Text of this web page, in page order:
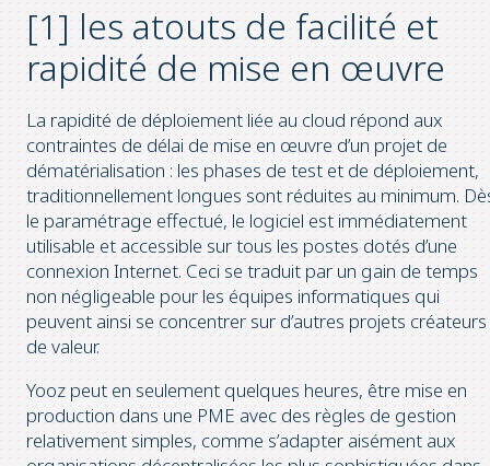
[1] les atouts de facilité et
rapidité de mise en œuvre
La rapidité de déploiement liée au cloud répond aux
contraintes de délai de mise en œuvre d’un projet de
dématérialisation : les phases de test et de déploiement,
traditionnellement longues sont réduites au minimum.
le paramétrage effectué, le logiciel est immédiatement
utilisable et accessible sur tous les postes dotés d’une
connexion Internet. Ceci se traduit par un gain de temps
non négligeable pour les équipes informatiques qui
peuvent ainsi se concentrer sur d’autres projets créateurs
de valeur.
Yooz peut en seulement quelques heures, être mise en
production dans une PME avec des règles de gestion
relativement simples, comme s’adapter aisément aux